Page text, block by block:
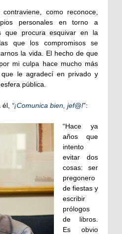
como reconoce,
personales en torno a
que procura esquivar en la
que los compromisos se
la vida. El hecho de que
mi culpa hace mucho más
que le agradecí en privado y
pública.
“¡Comunica bien, jef@!”:
“Hace ya
años que
intento
evitar dos
cosas: ser
pregonero
de fiestas y
escribir
prólogos
de libros.
Es obvio